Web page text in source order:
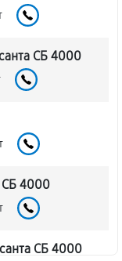
СБ 4000
СБ 4000
СБ 4000